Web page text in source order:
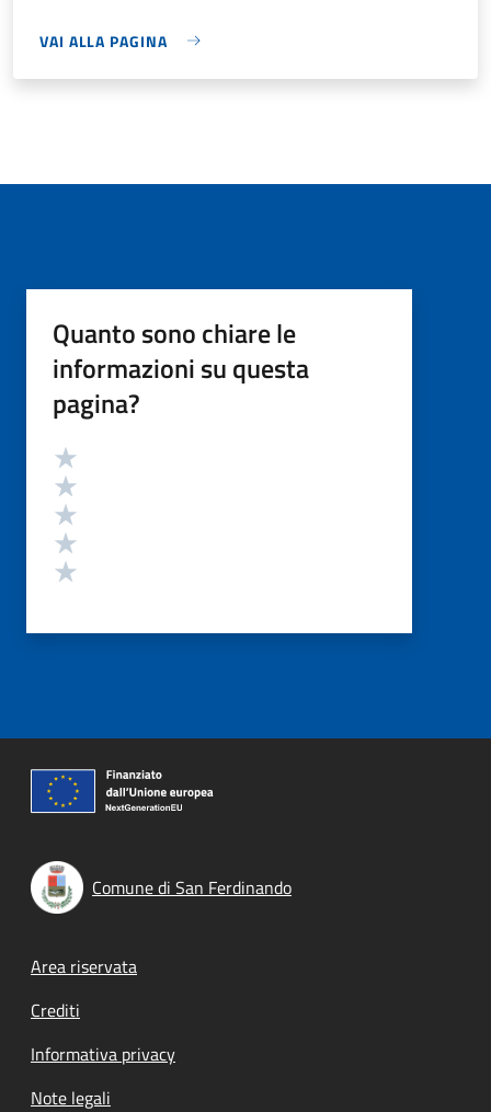
VAI ALLA PAGINA
Quanto sono chiare le
informazioni su questa
pagina?
Valutazione
Comune di San Ferdinando
Footer menu
Area riservata
Crediti
Informativa privacy
Note legali